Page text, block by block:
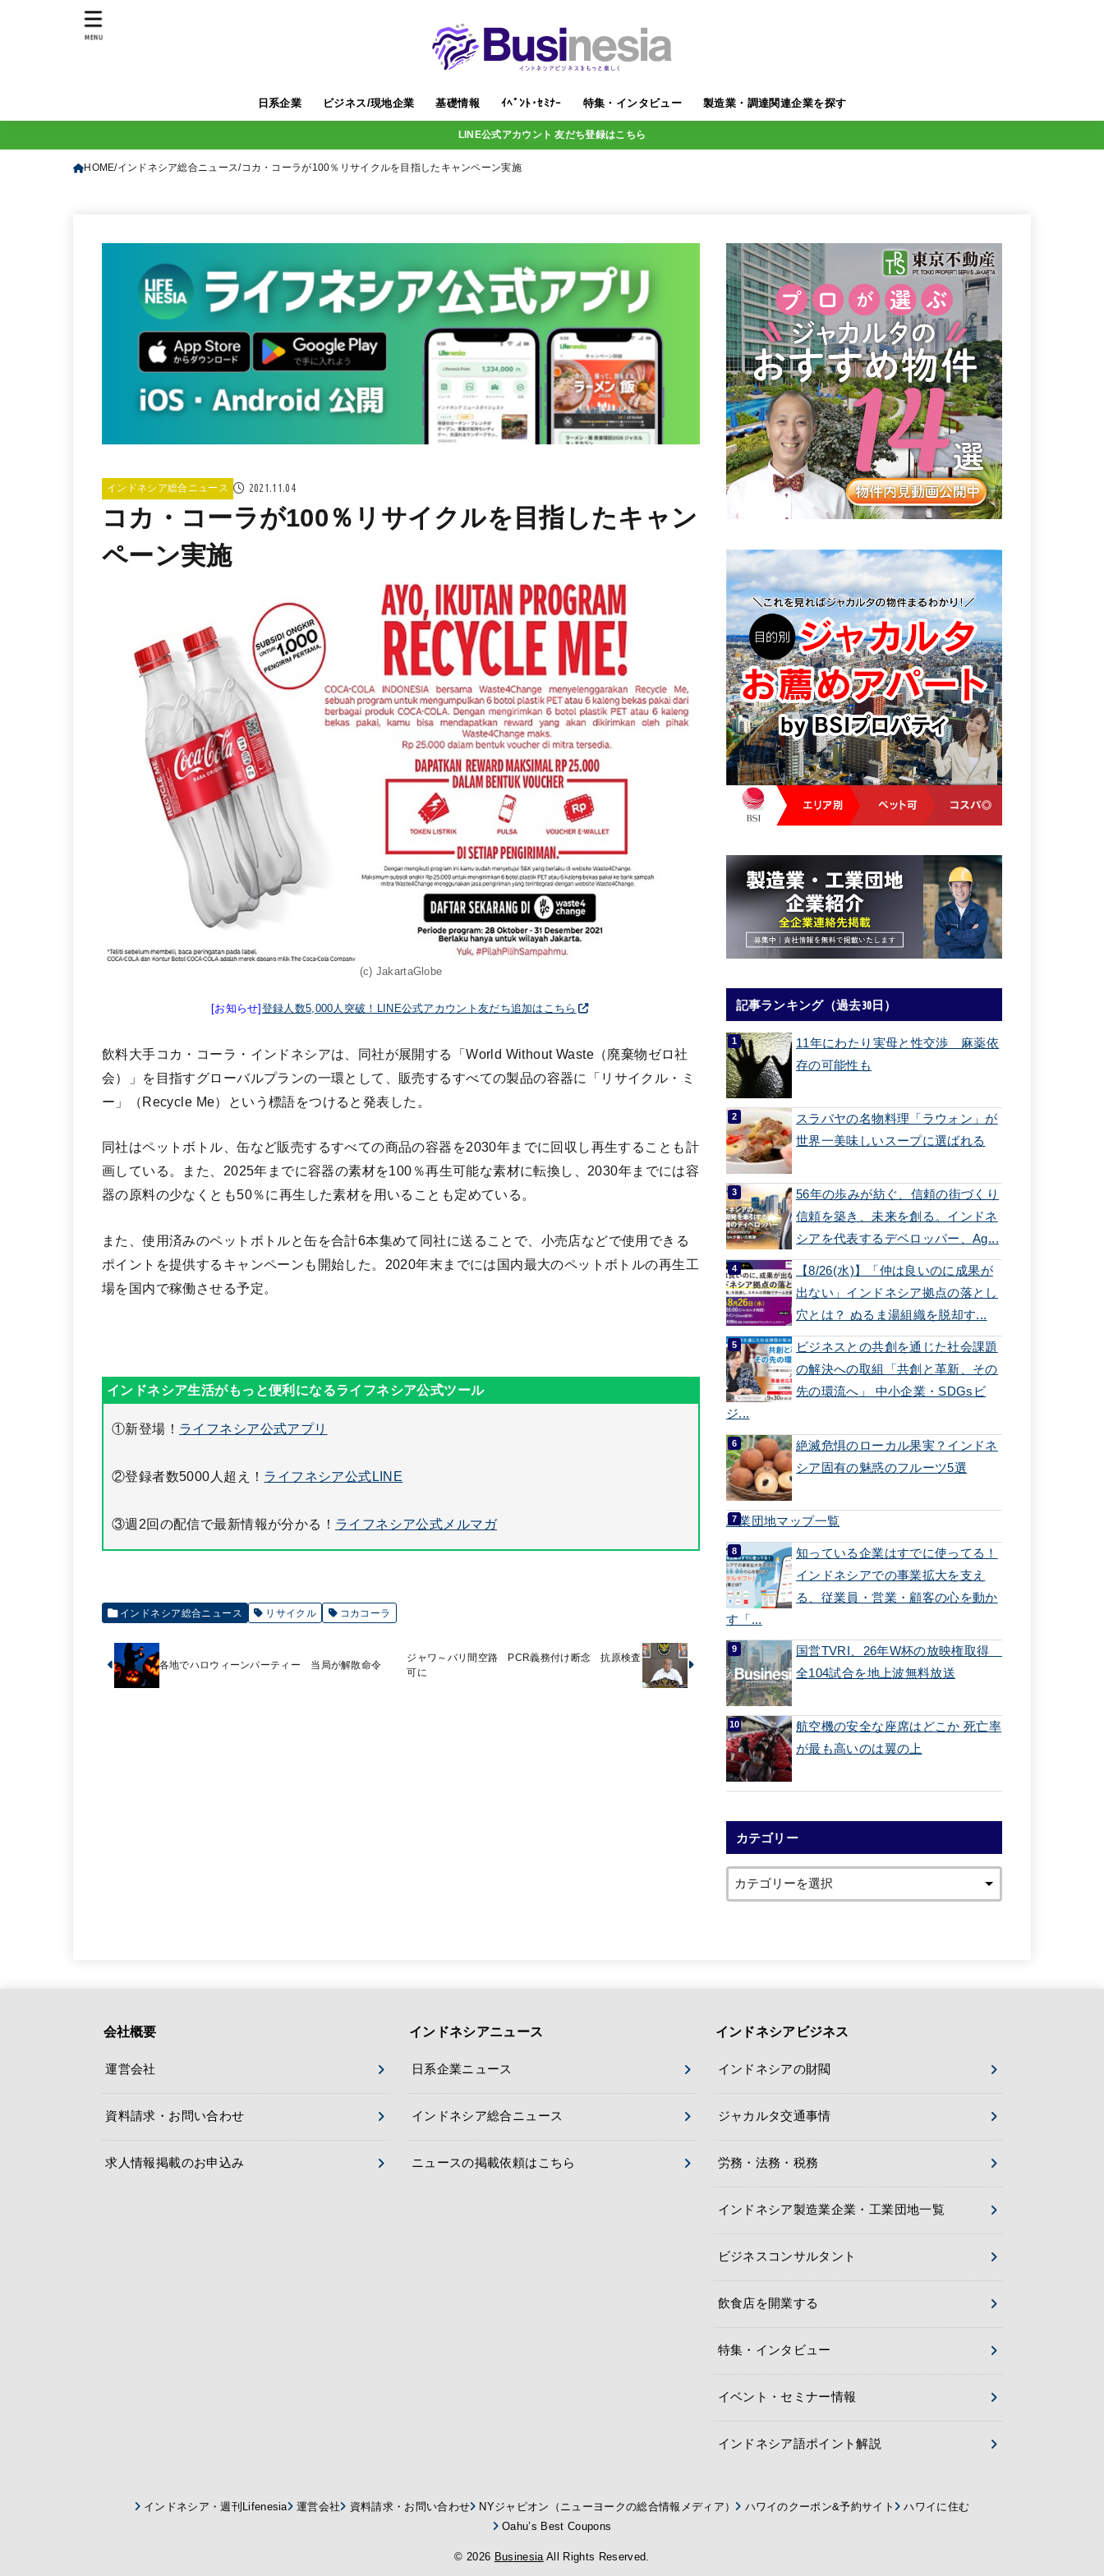
日系企業 ビジネス/現地企業 基礎情報 ｲﾍﾞﾝﾄ･ｾﾐﾅｰ 特集・インタビュー 製造業・調達関連企業を探す
MENU
LINE公式アカウント 友だち登録はこちら
HOME インドネシア総合ニュース コカ・コーラが100％リサイクルを目指したキャンペーン実施
インドネシア総合ニュース 2021.11.04
コカ・コーラが100％リサイクルを目指したキャン
ペーン実施
(c) JakartaGlobe
[お知らせ] 登録人数5,000人突破！LINE公式アカウント友だち追加はこちら
飲料大手コカ・コーラ・インドネシアは、同社が展開する「World Without Waste（廃棄物ゼロ社
会）」を目指すグローバルプランの一環として、販売するすべての製品の容器に「リサイクル・ミ
ー」（Recycle Me）という標語をつけると発表した。
同社はペットボトル、缶など販売するすべての商品の容器を2030年までに回収し再生することも計
画している。また、2025年までに容器の素材を100％再生可能な素材に転換し、2030年までには容
器の原料の少なくとも50％に再生した素材を用いることも定めている。
また、使用済みのペットボトルと缶を合計6本集めて同社に送ることで、小売店などで使用できる
ポイントを提供するキャンペーンも開始した。2020年末までには国内最大のペットボトルの再生工
場を国内で稼働させる予定。
①新登場！ ライフネシア公式アプリ
②登録者数5000人超え！ ライフネシア公式LINE
③週2回の配信で最新情報が分かる！ ライフネシア公式メルマガ
インドネシア総合ニュース リサイクル コカコーラ
各地でハロウィーンパーティー 当局が解散命令
ジャワ～バリ間空路 PCR義務付け断念 抗原検査
可に
記事ランキング（過去30日）
11年にわたり実母と性交渉 麻薬依
存の可能性も
スラバヤの名物料理「ラウォン」が
世界一美味しいスープに選ばれる
56年の歩みが紡ぐ、信頼の街づくり
信頼を築き、未来を創る。インドネ
シアを代表するデベロッパー、Ag...
【8/26(水)】「仲は良いのに成果が
出ない」インドネシア拠点の落とし
穴とは？ ぬるま湯組織を脱却す...
ビジネスとの共創を通じた社会課題
の解決への取組「共創と革新、その
先の環流へ」 中小企業・SDGsビ
ジ...
絶滅危惧のローカル果実？インドネ
シア固有の魅惑のフルーツ5選
工業団地マップ一覧
知っている企業はすでに使ってる！
インドネシアでの事業拡大を支え
る、従業員・営業・顧客の心を動か
す「...
国営TVRI、26年W杯の放映権取得
全104試合を地上波無料放送
航空機の安全な座席はどこか 死亡率
が最も高いのは翼の上
カテゴリー
会社概要
運営会社
資料請求・お問い合わせ
求人情報掲載のお申込み
インドネシアニュース
日系企業ニュース
インドネシア総合ニュース
ニュースの掲載依頼はこちら
インドネシアビジネス
インドネシアの財閥
ジャカルタ交通事情
労務・法務・税務
インドネシア製造業企業・工業団地一覧
ビジネスコンサルタント
飲食店を開業する
特集・インタビュー
イベント・セミナー情報
インドネシア語ポイント解説
インドネシア・週刊Lifenesia 運営会社 資料請求・お問い合わせ NYジャピオン（ニューヨークの総合情報メディア） ハワイのクーポン&予約サイト
ハワイに住む
Oahu’s Best Coupons
© 2026 BusinesiaAll Rights Reserved.